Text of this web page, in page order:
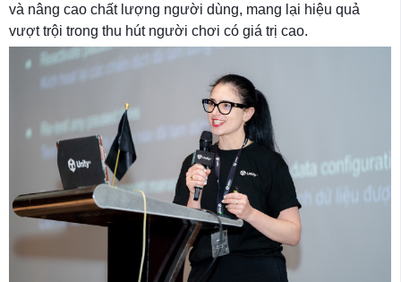
và nâng cao chất lượng người dùng, mang lại hiệu quả
vượt trội trong thu hút người chơi có giá trị cao.